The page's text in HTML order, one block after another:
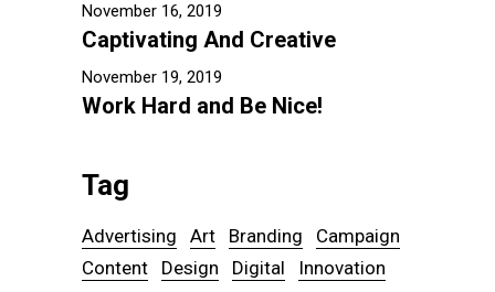
November 16, 2019
Captivating And Creative
November 19, 2019
Work Hard and Be Nice!
Tag
Advertising Art Branding
Campaign
Content
Design Digital
Innovation